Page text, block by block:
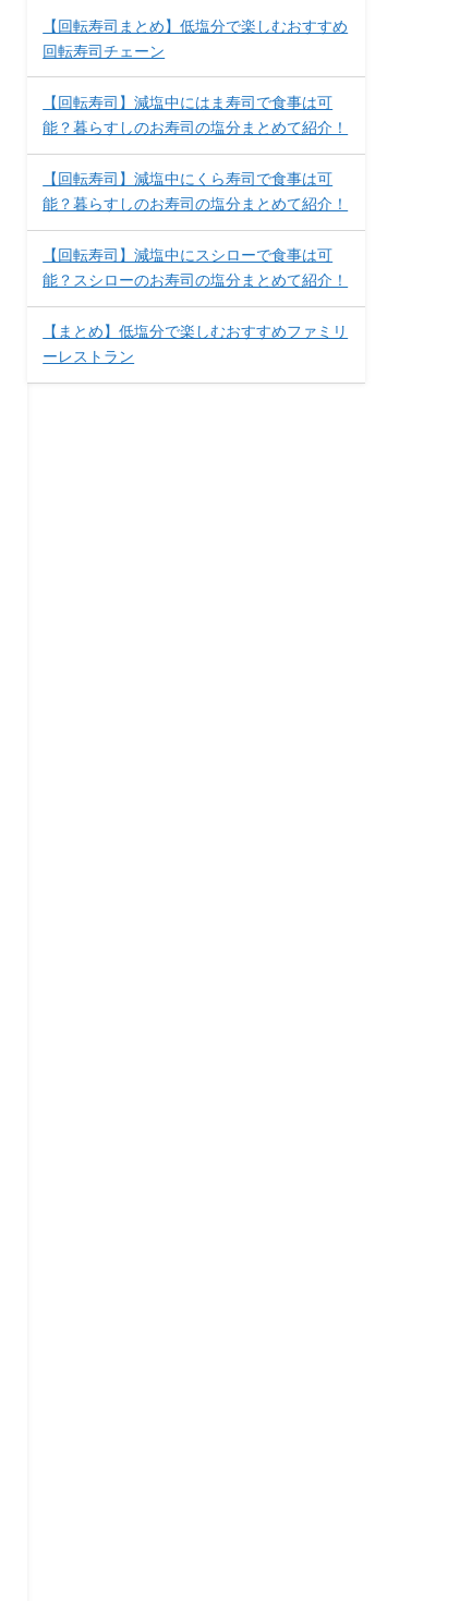
【回転寿司まとめ】低塩分で楽しむおすすめ
回転寿司チェーン
【回転寿司】減塩中にはま寿司で食事は可
能？暮らすしのお寿司の塩分まとめて紹介！
【回転寿司】減塩中にくら寿司で食事は可
能？暮らすしのお寿司の塩分まとめて紹介！
【回転寿司】減塩中にスシローで食事は可
能？スシローのお寿司の塩分まとめて紹介！
【まとめ】低塩分で楽しむおすすめファミリ
ーレストラン